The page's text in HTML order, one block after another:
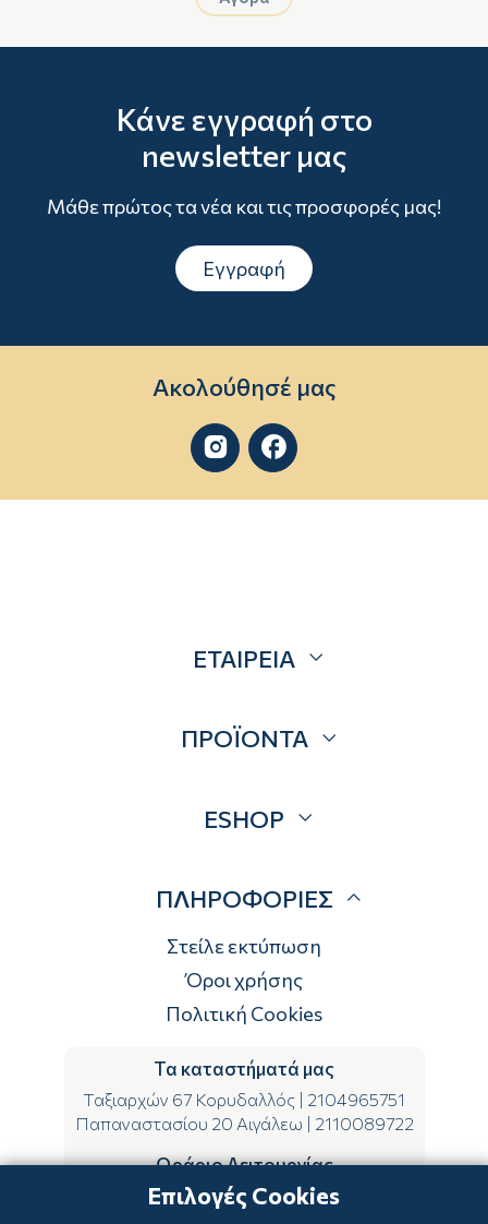
Κάνε εγγραφή στο
newsletter μας
Μάθε πρώτος τα νέα και τις προσφορές μας!
Εγγραφή
Ακολούθησέ μας
 
ΕΤΑΙΡΕΙΑ
Επικοινωνία
ΠΡΟΪΟΝΤΑ
Brands
ESHOP
Τρόποι αποστολής
Τρόποι πληρωμής
Επιστροφές
ΠΛΗΡΟΦΟΡΙΕΣ
Στείλε εκτύπωση
Όροι χρήσης
Πολιτική Cookies
Τα καταστήματά μας
Ταξιαρχών 67 Κορυδαλλός
2104965751
Παπαναστασίου 20 Αιγάλεω
2110089722
Ωράριο Λειτουργίας
ΔΕ-ΤΕ-ΣΑ 09:00-15:00
Επιλογές Cookies